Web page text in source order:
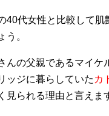
40代女性と比較して
う。
んの父親であるマイケ
ッジに暮らしていた カ
見られる理由と言えま